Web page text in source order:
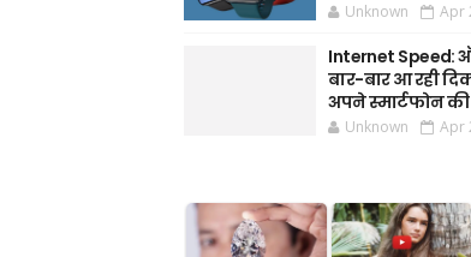
Unknown Apr
Internet Speed:
बार-बार आ रही
अपने स्मार्टफोन
Unknown Apr